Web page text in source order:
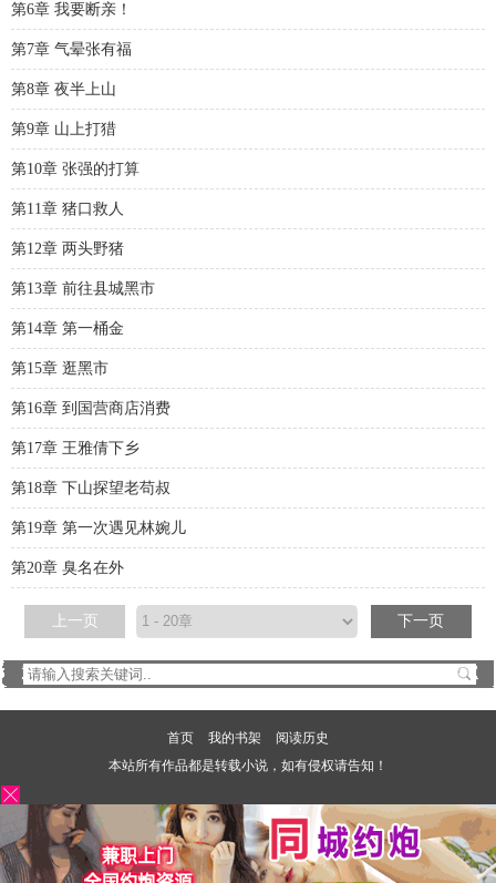
第6章 我要断亲！
第7章 气晕张有福
第8章 夜半上山
第9章 山上打猎
第10章 张强的打算
第11章 猪口救人
第12章 两头野猪
第13章 前往县城黑市
第14章 第一桶金
第15章 逛黑市
第16章 到国营商店消费
第17章 王雅倩下乡
第18章 下山探望老苟叔
第19章 第一次遇见林婉儿
第20章 臭名在外
上一页 下一页
首页 我的书架
阅读历史
本站所有作品都是转载小说，如有侵权请告知！